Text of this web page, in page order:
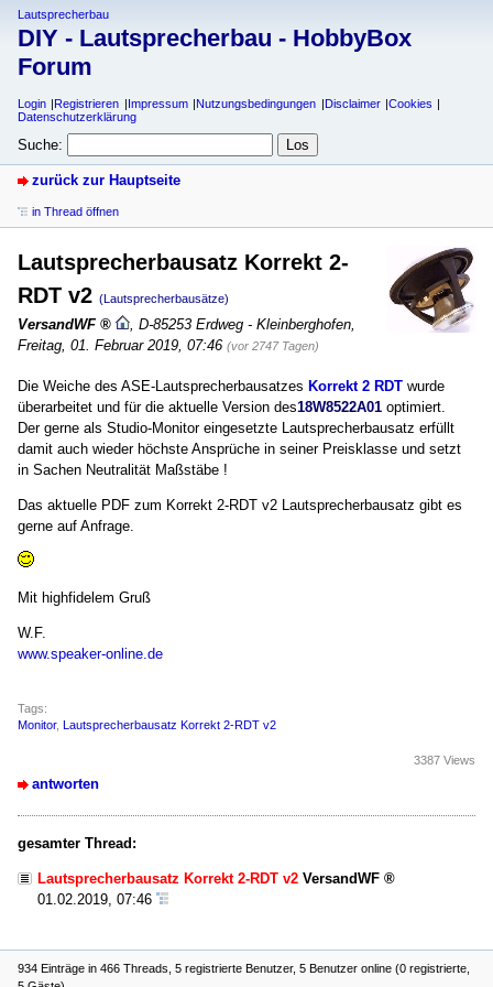
Lautsprecherbau
DIY - Lautsprecherbau - HobbyBox
Forum
Login Registrieren Impressum Nutzungsbedingungen Disclaimer
Cookies
Datenschutzerklärung
Suche:
zurück zur Hauptseite
in Thread öffnen
Lautsprecherbausatz Korrekt 2-
RDT v2 (Lautsprecherbausätze)
VersandWF D-85253 Erdweg - Kleinberghofen
Freitag, 01. Februar 2019, 07:46 (vor 2747 Tagen)
Die Weiche des ASE-Lautsprecherbausatzes Korrekt 2 RDT wurde
überarbeitet und für die aktuelle Version des18W8522A01 optimiert.
Der gerne als Studio-Monitor eingesetzte Lautsprecherbausatz erfüllt
damit auch wieder höchste Ansprüche in seiner Preisklasse und setzt
in Sachen Neutralität Maßstäbe !
Das aktuelle PDF zum Korrekt 2-RDT v2 Lautsprecherbausatz gibt es
gerne auf Anfrage.
Mit highfidelem Gruß
W.F.
www.speaker-online.de
Tags:
Monitor, Lautsprecherbausatz Korrekt 2-RDT v2
antworten
3387 Views
gesamter Thread:
Lautsprecherbausatz Korrekt 2-RDT v2 VersandWF
01.02.2019, 07:46
934 Einträge in 466 Threads, 5 registrierte Benutzer, 5 Benutzer online (0 registrierte,